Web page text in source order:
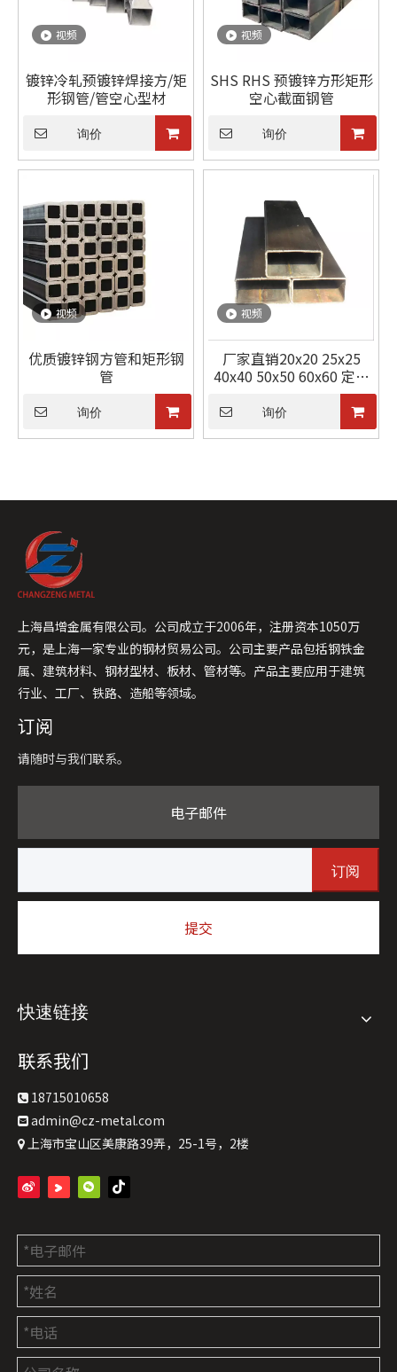
视频
镀锌冷轧预镀锌焊接方/矩
形钢管/管空心型材
询价
视频
SHS RHS 预镀锌方形矩形
空心截面钢管
询价
视频
优质镀锌钢方管和矩形钢
管
询价
视频
厂家直销20x20 25x25
40x40 50x50 60x60 定制
机械行业碳钢方管
询价
上海昌增金属有限公司。公司成立于2006年，注册资本1050万
元，是上海一家专业的钢材贸易公司。公司主要产品包括钢铁金
属、建筑材料、钢材型材、板材、管材等。产品主要应用于建筑
行业、工厂、铁路、造船等领域。
订阅
请随时与我们联系。
电子邮件
订阅
提交
快速链接
联系我们
 18715010658
 admin@cz-metal.com
 上海市宝山区美康路39弄，25-1号，2楼